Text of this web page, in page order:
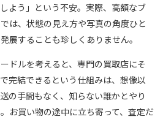
よう」という不安。実際、高額なブ
は、状態の見え方や写真の角度ひと
展することも珍しくありません。
ドルを考えると、専門の買取店にそ
完結できるという仕組みは、想像以
の手間もなく、知らない誰かとやり
お買い物の途中に立ち寄って、査定だ